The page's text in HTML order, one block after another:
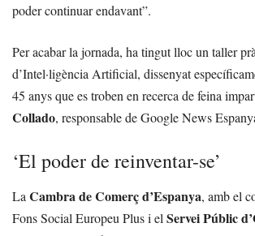
poder continuar endavant”.
Per acabar la jornada, ha tingut lloc un taller
d’Intel·ligència Artificial, dissenyat
45 anys que es troben en recerca de feina
Collado, responsable de Google News
‘El poder de reinventar-se’
La Cambra de Comerç d’Espanya, amb el
Fons Social Europeu Plus i el Servei Públic